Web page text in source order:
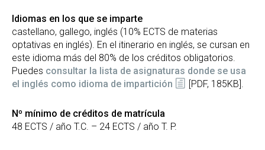
Idiomas en los que se imparte
castellano, gallego, inglés (10% ECTS de materias
optativas en inglés). En el itinerario en inglés, se cursan en
este idioma más del 80% de los créditos obligatorios.
Puedes consultar la lista de asignaturas donde se usa
el inglés como idioma de impartición
[PDF, 185KB].
Nº mínimo de créditos de matrícula
48 ECTS / año T.C. – 24 ECTS / año T. P.